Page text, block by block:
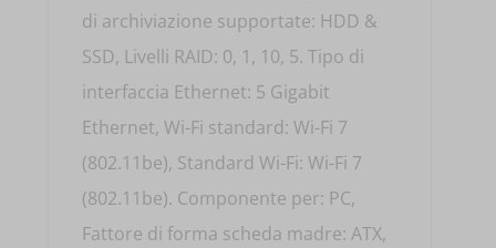
di archiviazione supportate: HDD &
SSD, Livelli RAID: 0, 1, 10, 5. Tipo di
interfaccia Ethernet: 5 Gigabit
Ethernet, Wi-Fi standard: Wi-Fi 7
(802.11be), Standard Wi-Fi: Wi-Fi 7
(802.11be). Componente per: PC,
Fattore di forma scheda madre: ATX,